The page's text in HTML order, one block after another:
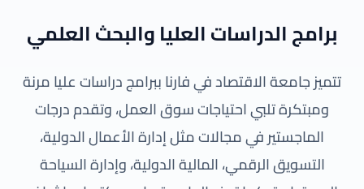
برامج الدراسات العليا والبحث العلمي
تتميز جامعة الاقتصاد في فارنا ببرامج دراسات عليا مرنة
ومبتكرة تلبي احتياجات سوق العمل، وتقدم درجات
الماجستير في مجالات مثل إدارة الأعمال الدولية،
التسويق الرقمي، المالية الدولية، وإدارة السياحة